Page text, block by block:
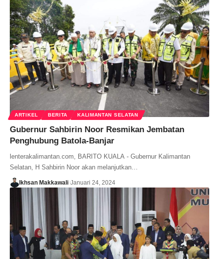
ARTIKEL BERITA KALIMANTAN SELATAN
Gubernur Sahbirin Noor Resmikan Jembatan
Penghubung Batola-Banjar
lenterakalimantan.com, BARITO KUALA - Gubernur Kalimantan
Selatan, H Sahbirin Noor akan melanjutkan…
Ikhsan Makkawali Januari 24, 2024